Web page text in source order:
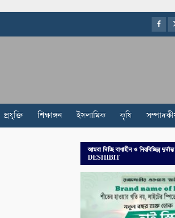
প্রযুক্তি শিক্ষাঙ্গন ইসলামিক কৃষি
আমরা দিচ্ছি বাধাহীন ও নিরবিচ্ছিন্ন
DESHIBIT